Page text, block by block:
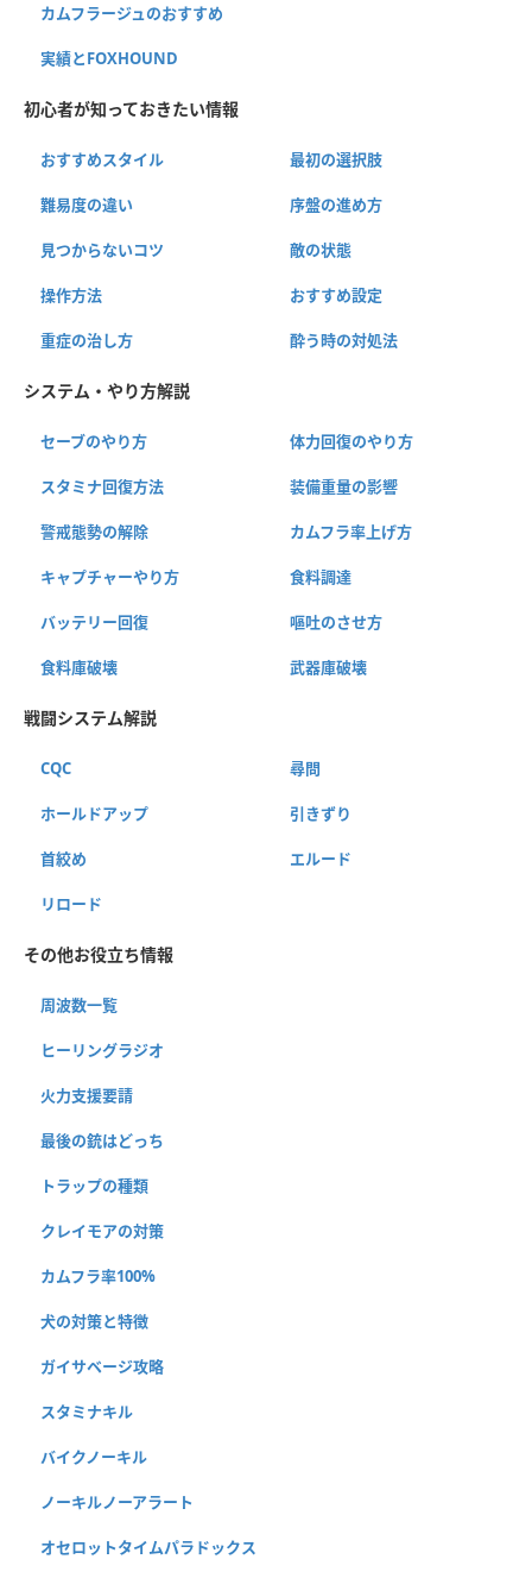
カムフラージュのおすすめ
実績とFOXHOUND
初心者が知っておきたい情報
おすすめスタイル 最初の選択肢
難易度の違い 序盤の進め方
見つからないコツ 敵の状態
操作方法 おすすめ設定
重症の治し方 酔う時の対処法
システム・やり方解説
セーブのやり方 体力回復のやり方
スタミナ回復方法 装備重量の影響
警戒態勢の解除 カムフラ率上げ方
キャプチャーやり方 食料調達
バッテリー回復 嘔吐のさせ方
食料庫破壊 武器庫破壊
戦闘システム解説
CQC 尋問
ホールドアップ 引きずり
首絞め エルード
リロード
その他お役立ち情報
周波数一覧
ヒーリングラジオ
火力支援要請
最後の銃はどっち
トラップの種類
クレイモアの対策
カムフラ率100%
犬の対策と特徴
ガイサベージ攻略
スタミナキル
バイクノーキル
ノーキルノーアラート
オセロットタイムパラドックス